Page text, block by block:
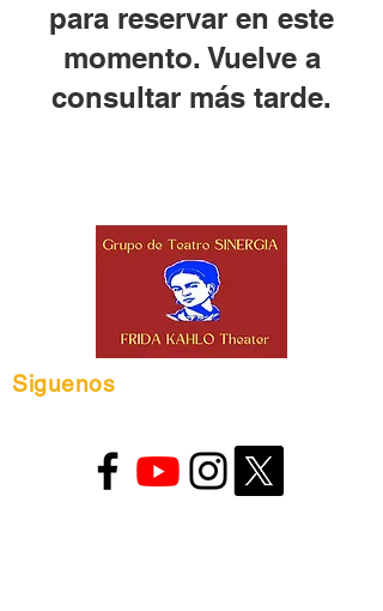
para reservar en este
momento. Vuelve a
consultar más tarde.
Siguenos